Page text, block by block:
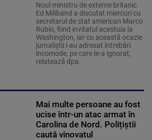
Noul ministru de externe britanic
Ed Miliband a discutat miercuri cu
secretarul de stat american Marco
Rubio, fiind invitatul acestuia la
Washington, iar cu această ocazie
jurnaliştii i-au adresat întrebări
incomode, pe care le-a ignorat,
relatează dpa.
Mai multe persoane au fost
ucise într-un atac armat în
Carolina de Nord. Polițiștii
caută vinovatul